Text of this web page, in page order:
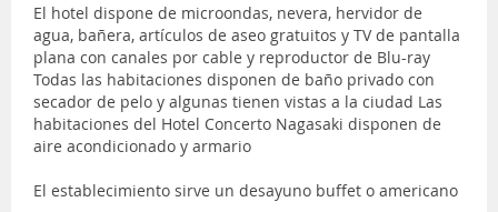
El hotel dispone de microondas, nevera, hervidor de
agua, bañera, artículos de aseo gratuitos y TV de pantalla
plana con canales por cable y reproductor de Blu-ray
Todas las habitaciones disponen de baño privado con
secador de pelo y algunas tienen vistas a la ciudad Las
habitaciones del Hotel Concerto Nagasaki disponen de
aire acondicionado y armario
El establecimiento sirve un desayuno buffet o americano